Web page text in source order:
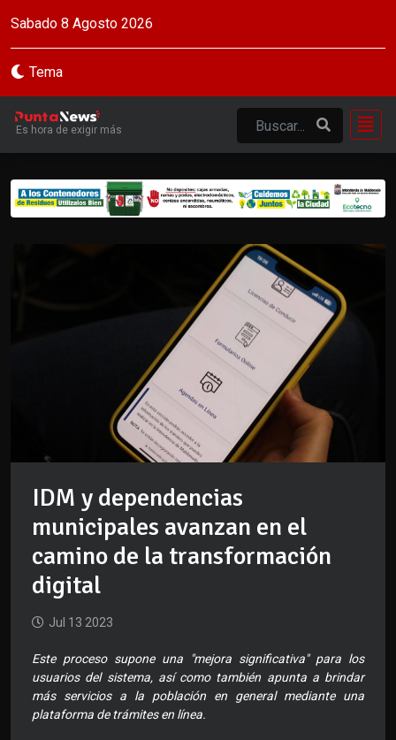
Sabado 8 Agosto 2026
Tema
Es hora de exigir más
IDM y dependencias
municipales avanzan en el
camino de la transformación
digital
Jul 13 2023
Este proceso supone una "mejora significativa" para los
usuarios del sistema, así como también apunta a brindar
más servicios a la población en general mediante una
plataforma de trámites en línea.